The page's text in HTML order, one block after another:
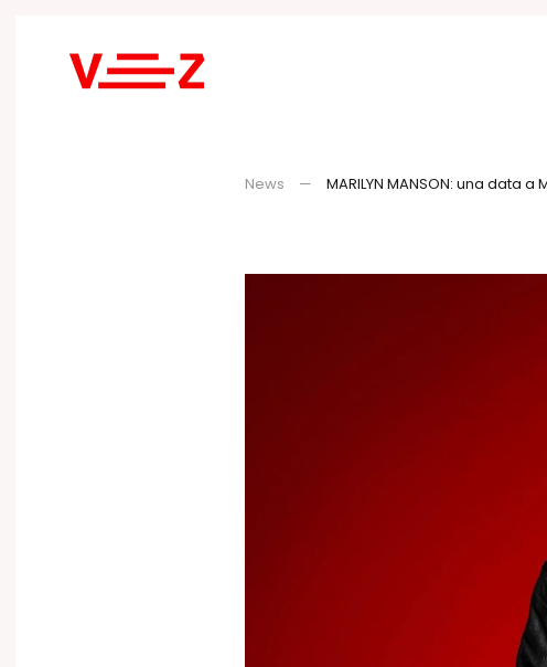
Skip to main content
News MARILYN MANSON: una data